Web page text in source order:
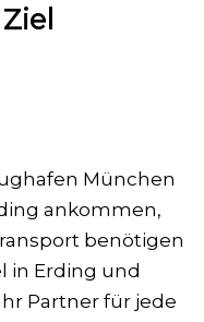
München
ankommen,
benötigen
in Erding und
Partner für jede